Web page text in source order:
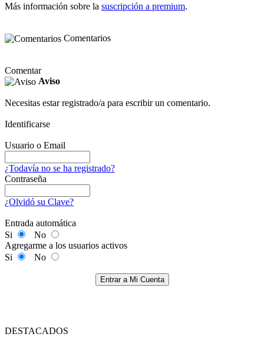
Más información sobre la suscripción a premium.
Comentarios
Comentar
Aviso
Necesitas estar registrado/a para escribir un comentario.
Identificarse
Usuario o Email
¿Todavía no se ha registrado?
Contraseña
¿Olvidó su Clave?
Entrada automática
Si
No
Agregarme a los usuarios activos
Si
No
Entrar a Mi Cuenta
DESTACADOS